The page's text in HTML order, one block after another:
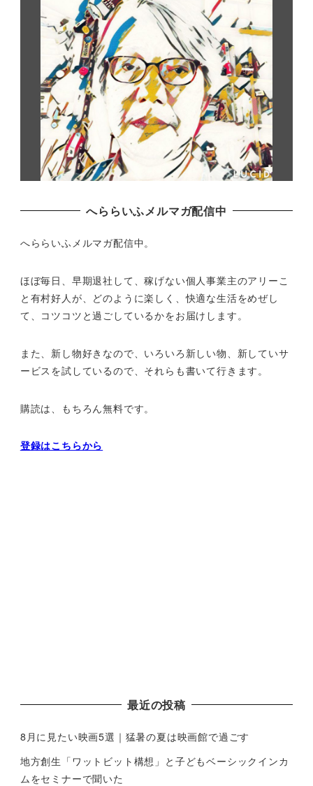
へららいふメルマガ配信中
へららいふメルマガ配信中。
ほぼ毎日、早期退社して、稼げない個人事業主のアリーこ
と有村好人が、どのように楽しく、快適な生活をめぜし
て、 コツコツと過ごしているかをお届けします。
また、新し物好きなので、いろいろ新しい物、 新していサ
ービスを試しているので、それらも書いて行きます。
購読は、もちろん無料です。
登録はこちらから
最近の投稿
8月に見たい映画5選｜猛暑の夏は映画館で過ごす
地方創生「ワットビット構想」と子どもベーシックインカ
ムをセミナーで聞いた